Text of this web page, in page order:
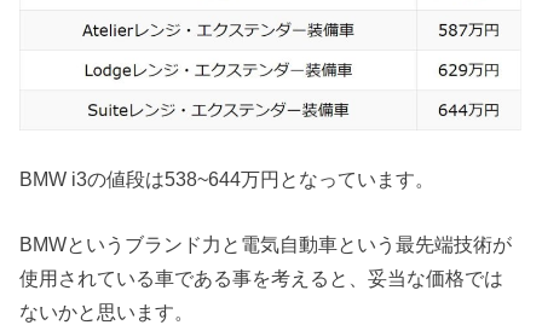
BMW i3の値段は538~644万円となっています。
BMWというブランド力と電気自動車という最先端技術が
使用されている車である事を考えると、妥当な価格では
ないかと思います。